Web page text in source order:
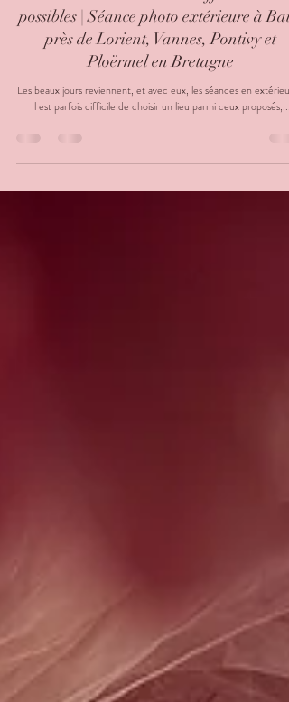
Séance en extérieur : les différents lieux
possibles | Séance photo extérieure à
près de Lorient, Vannes, Pontivy et
Ploërmel en Bretagne
Il est parfois difficile de choisir un lieu parmi ceux proposés,...